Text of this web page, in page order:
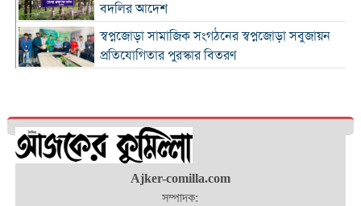
বদলির আদেশ
স্বপ্নজোড়া সামাজিক সংগঠনের স্বপ্নজোড়া সবুজায়ন
প্রতিযোগিতার পুরস্কার বিতরণ
কুমিল্লা ও ব্রাহ্মণবাড়িয়া সীমান্তে বিজিবির অভিযানে
২৬ লাখ টাকার ভারতীয় পণ্যসহ আটক ৩
কুমিল্লায় হত্যা মামলায় বৃদ্ধের যাবজ্জীবন, ছেলে
Ajker-comilla.com
সম্পাদক: